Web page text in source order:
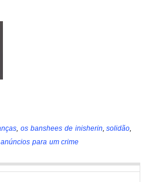
,os banshees de inisherin,solidão,
para um crime